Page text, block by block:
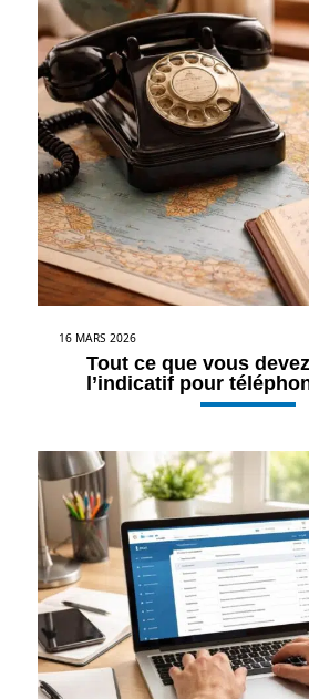
16 MARS 2026
Tout ce que vous
l’indicatif pour